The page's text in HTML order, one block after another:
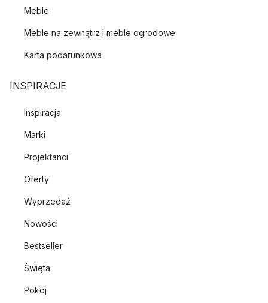
Meble
Meble na zewnątrz i meble ogrodowe
Karta podarunkowa
INSPIRACJE
Inspiracja
Marki
Projektanci
Oferty
Wyprzedaż
Nowości
Bestseller
Święta
Pokój